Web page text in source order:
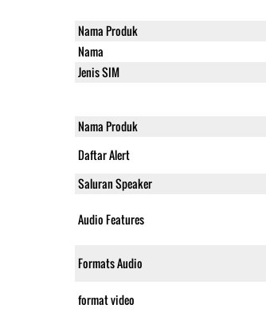
Nama Produk
Nama
Jenis SIM
Nama Produk
Daftar Alert
Saluran Speaker
Audio Features
Formats Audio
format video